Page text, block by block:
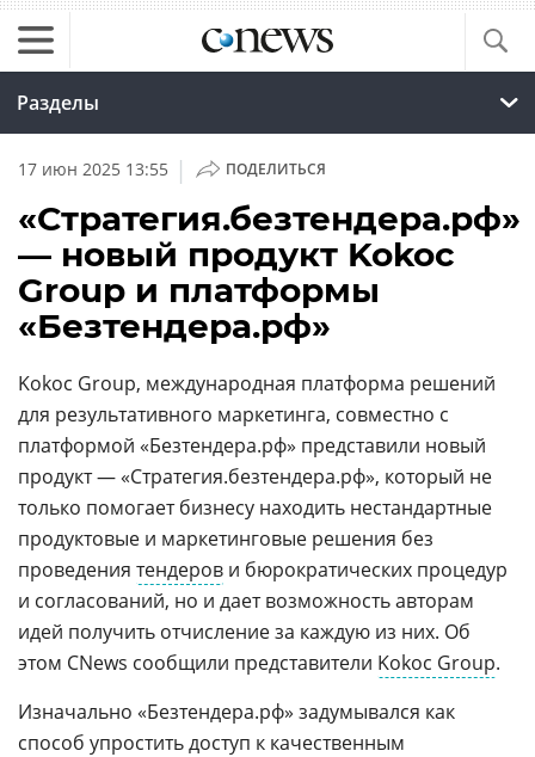
Разделы
17 июн 2025 13:55 | ПОДЕЛИТЬСЯ
«Стратегия.безтендера.рф»
— новый продукт Kokoc
Group и платформы
«Безтендера.рф»
Kokoc Group, международная платформа решений
для результативного маркетинга, совместно с
платформой «Безтендера.рф» представили новый
продукт — «Стратегия.безтендера.рф», который не
только помогает бизнесу находить нестандартные
продуктовые и маркетинговые решения без
проведения тендеров и бюрократических процедур
и согласований, но и дает возможность авторам
идей получить отчисление за каждую из них. Об
этом CNews сообщили представители Kokoc Group.
Изначально «Безтендера.рф» задумывался как
способ упростить доступ к качественным